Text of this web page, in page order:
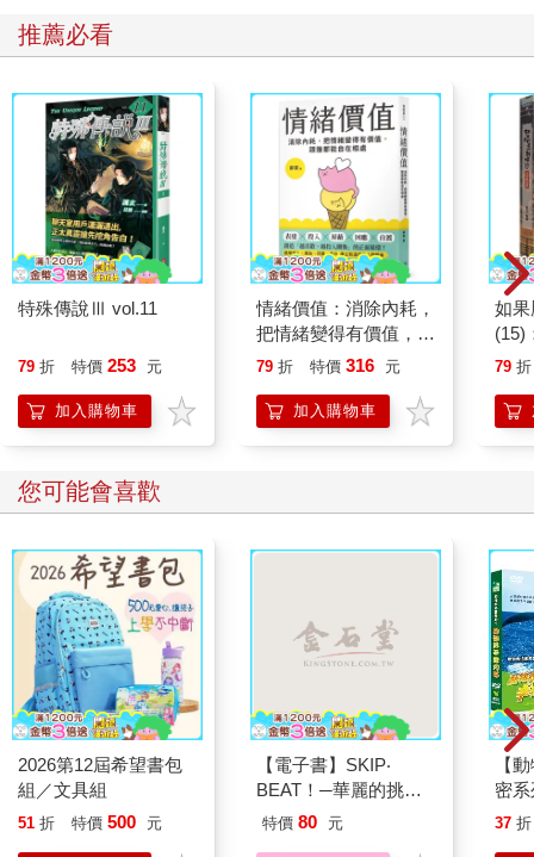
推薦必看
特殊傳說Ⅲ vol.11
79 折 特價 253 元
加入購物車
情緒價值：消除內耗，
把情緒變得有價值，跟
誰都能自在相處
79 折 特價 316 元
加入購物車
如
(15)
貓
79 折
您可能會喜歡
2026第12屆希望書包
組／文具組
51 折 特價 500 元
【電子書】SKIP‧
BEAT！─華麗的挑戰─
(52)
特價 80 元
【
密
37 折